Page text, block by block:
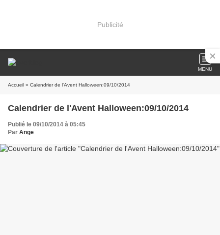
Publicité
MENU
Accueil » Calendrier de l'Avent Halloween:09/10/2014
Calendrier de l'Avent Halloween:09/10/2014
Publié le 09/10/2014 à 05:45
Par Ange